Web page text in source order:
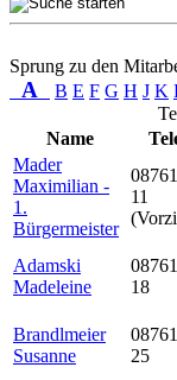
Sprung zu den
A B E F G H J K
Name
Mader
Maximilian -
1.
Bürgermeister
11
Adamski
Madeleine
18
Brandlmeier
Susanne
25